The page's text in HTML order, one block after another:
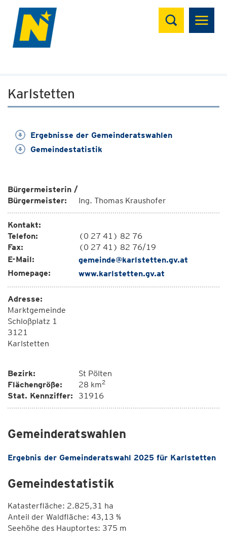
Suchen
Karlstetten
Ergebnisse der Gemeinderatswahlen
Gemeindestatistik
Bürgermeisterin /
Bürgermeister:
Ing. Thomas Kraushofer
Kontakt:
Telefon:
(0 27 41) 82 76
Fax:
(0 27 41) 82 76/19
E-Mail:
gemeinde@karlstetten.gv.at
Homepage:
www.karlstetten.gv.at
Adresse:
Marktgemeinde
Schloßplatz 1
3121
Karlstetten
Bezirk:
St Pölten
Flächengröße:
28 km2
Stat. Kennziffer: 31916
Gemeinderatswahlen
Ergebnis der Gemeinderatswahl 2025 für Karlstetten
Gemeindestatistik
Katasterfläche: 2.825,31 ha
Anteil der Waldfläche: 43,13 %
Seehöhe des Hauptortes: 375 m